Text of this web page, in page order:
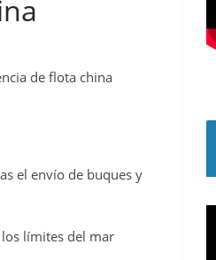
el envío de buques y
los límites del mar